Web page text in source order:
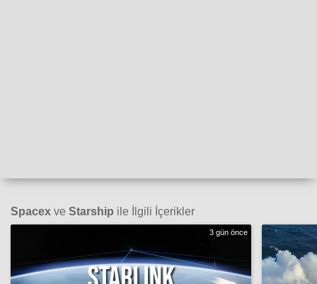
Spacex ve Starship ile İlgili İçerikler
3 gün önce